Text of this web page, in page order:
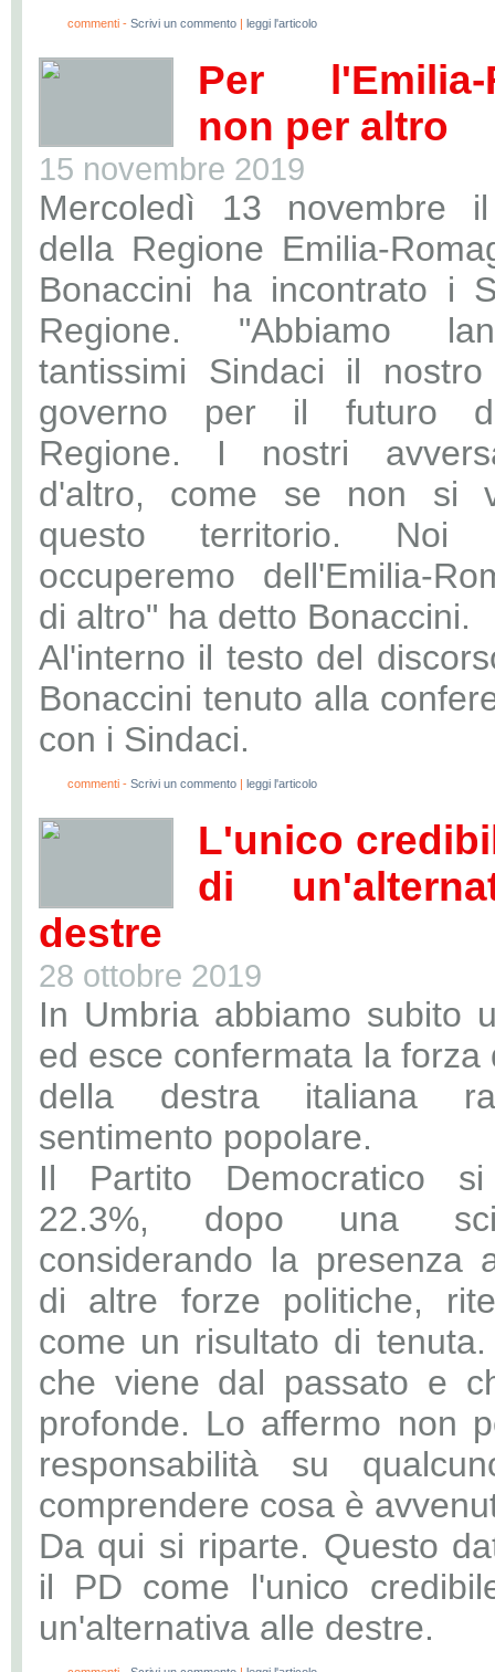
commenti - Scrivi un commento | leggi l'articolo
Per l'Emilia-
non per altro
15 novembre 2019
Mercoledì 13 novembre
della Regione Emilia-
Bonaccini ha incontrato i
Regione. "Abbiamo
tantissimi Sindaci il
governo per il futuro
Regione. I nostri
d'altro, come se non si
questo territorio. Noi
occuperemo dell'Emilia-
di altro" ha detto Bonaccini.
Al'interno il testo del
Bonaccini tenuto alla
con i Sindaci.
commenti - Scrivi un commento | leggi l'articolo
L'unico
di
destre
28 ottobre 2019
In Umbria abbiamo subito
ed esce confermata la forza
della destra italiana
sentimento popolare.
Il Partito Democratico
22.3%, dopo una
considerando la presenza
di altre forze politiche,
come un risultato di
che viene dal passato e
profonde. Lo affermo non
responsabilità su
comprendere cosa è
Da qui si riparte. Questo
il PD come l'unico
un'alternativa alle destre.